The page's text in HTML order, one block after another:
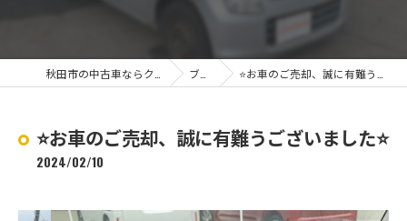
ブログ ⭐️お車のご売却、誠に有難うございました⭐️
⭐️お車のご売却、誠に有難うございました⭐️
2024/02/10